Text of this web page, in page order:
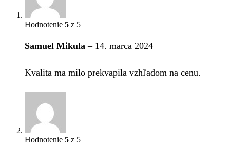
Hodnotenie 5 z 5
Samuel Mikula– 14. marca 2024
Kvalita ma milo prekvapila vzhľadom na cenu.
Hodnotenie 5 z 5